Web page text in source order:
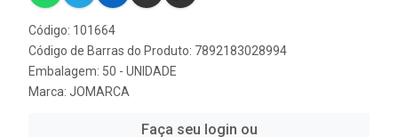
Código: 101664
Código de Barras do Produto: 7892183028994
Embalagem: 50 - UNIDADE
Marca: JOMARCA
Faça seu login ou